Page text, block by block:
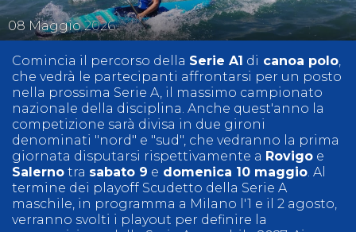
08Maggio2026
Comincia il percorso della Serie A1 di canoa polo,
che vedrà le partecipanti affrontarsi per un posto
nella prossima Serie A, il massimo campionato
nazionale della disciplina. Anche quest'anno la
competizione sarà divisa in due gironi
denominati "nord" e "sud", che vedranno la prima
giornata disputarsi rispettivamente a Rovigo e
Salerno tra sabato 9 e domenica 10 maggio. Al
termine dei playoff Scudetto della Serie A
maschile, in programma a Milano l'1 e il 2 agosto,
verranno svolti i playout per definire la